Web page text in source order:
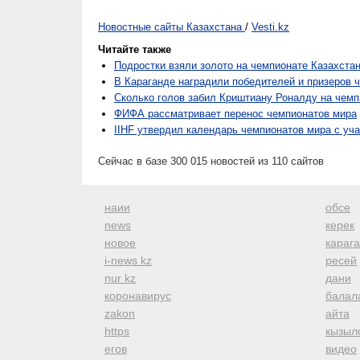
Новостные сайты Казахстана / Vesti.kz
Читайте также
Подростки взяли золото на чемпионате
В Караганде наградили победителей и призеров
Сколько голов забил Криштиану Роналду на
ФИФА рассматривает перенос чемпионатов мира
IIHF утвердил календарь чемпионатов мира с
Сейчас в базе 300 015 новостей из 110 сайтов
наии
news
новое
i-news kz
nur kz
коронавирус
zakon
https
егов
обсе
керек
ресей
дани
айта
видео